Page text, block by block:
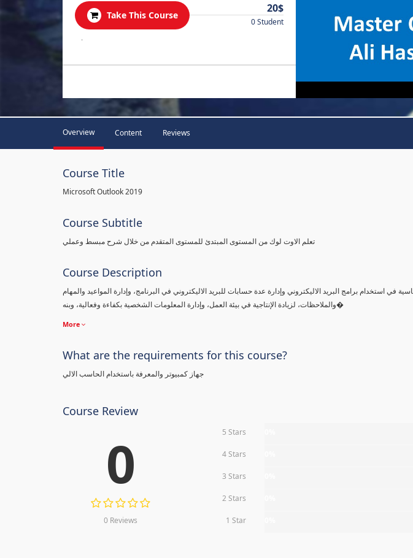
Take This Course
20$
0 Student
.
Overview Content Reviews
Course Title
Microsoft Outlook 2019
Course Subtitle
تعلم الاوت لوك من المستوى المبتدئ للمستوى المتقدم من خلال شرح مبسط وعملي
Course Description
في استخدام برامج البريد الاليكتروني وإدارة عدة حسابات للبريد الاليكتروني في البرنامج، وإدارة المواعيد والمهام
والملاحظات، لزيادة الإنتاجية في بيئة العمل، وإدارة المعلومات الشخصية بكفاءة وفعالية، وبنه�
More
What are the requirements for this course?
جهاز كمبيوتر والمعرفة باستخدام الحاسب الالي
Course Review
0
0 Reviews
5 Stars
4 Stars
3 Stars
2 Stars
1 Star